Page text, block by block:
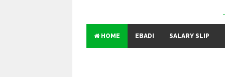
HOME EBADI SALARY SLIP